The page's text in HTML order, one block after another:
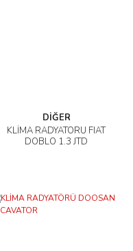
DİĞER
KLİMA RADYATÖRÜ FIAT
DOBLO 1.3 JTD